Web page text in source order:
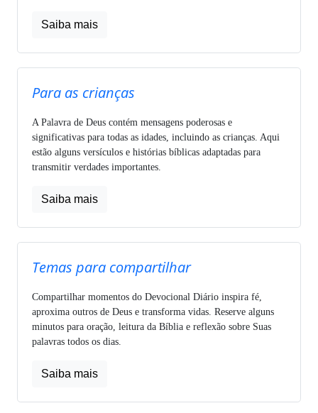
Saiba mais
Para as crianças
A Palavra de Deus contém mensagens poderosas e
significativas para todas as idades, incluindo as crianças. Aqui
estão alguns versículos e histórias bíblicas adaptadas para
transmitir verdades importantes.
Saiba mais
Temas para compartilhar
Compartilhar momentos do Devocional Diário inspira fé,
aproxima outros de Deus e transforma vidas. Reserve alguns
minutos para oração, leitura da Bíblia e reflexão sobre Suas
palavras todos os dias.
Saiba mais